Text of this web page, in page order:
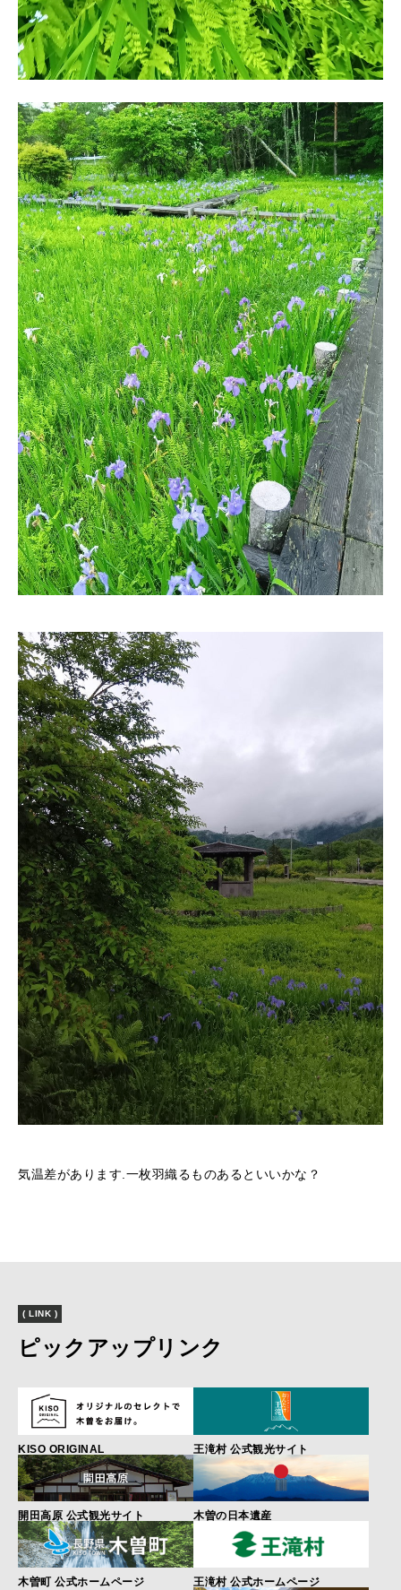
気温差があります.一枚羽織るものあるといいかな？
( LINK )
ピックアップリンク
KISO ORIGINAL 王滝村 公式観光サイト
開田高原 公式観光サイト 木曽の日本遺産
木曽町 公式ホームページ 王滝村 公式ホームページ